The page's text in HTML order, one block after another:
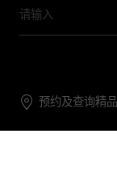
预约及查询精